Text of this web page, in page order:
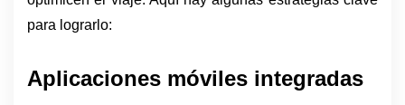
para lograrlo:
Aplicaciones móviles integradas